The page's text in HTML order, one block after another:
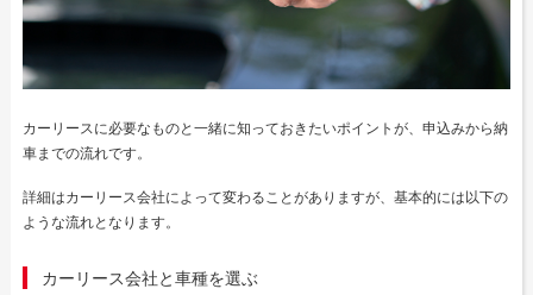
カーリースに必要なものと一緒に知っておきたいポイントが、申込みから納
車までの流れです。
詳細はカーリース会社によって変わることがありますが、基本的には以下の
ような流れとなります。
カーリース会社と車種を選ぶ